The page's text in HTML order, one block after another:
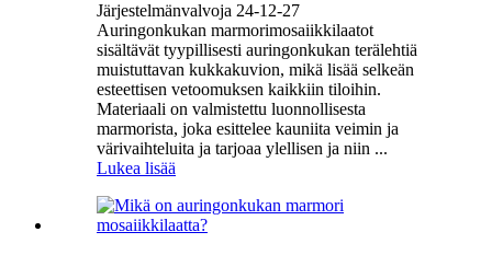
Järjestelmänvalvoja 24-12-27
Auringonkukan marmorimosaiikkilaatot
sisältävät tyypillisesti auringonkukan terälehtiä
muistuttavan kukkakuvion, mikä lisää selkeän
esteettisen vetoomuksen kaikkiin tiloihin.
Materiaali on valmistettu luonnollisesta
marmorista, joka esittelee kauniita veimin ja
värivaihteluita ja tarjoaa ylellisen ja niin ...
Lukea lisää